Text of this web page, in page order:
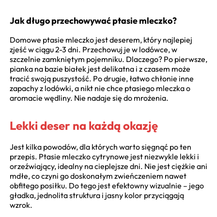
Jak długo przechowywać ptasie mleczko?
Domowe ptasie mleczko jest deserem, który najlepiej
zjeść w ciągu 2-3 dni. Przechowuj je w lodówce, w
szczelnie zamkniętym pojemniku. Dlaczego? Po pierwsze,
pianka na bazie białek jest delikatna i z czasem może
tracić swoją puszystość. Po drugie, łatwo chłonie inne
zapachy z lodówki, a nikt nie chce ptasiego mleczka o
aromacie wędliny. Nie nadaje się do mrożenia.
Lekki deser na każdą okazję
Jest kilka powodów, dla których warto sięgnąć po ten
przepis. Ptasie mleczko cytrynowe jest niezwykle lekki i
orzeźwiający, idealny na cieplejsze dni. Nie jest ciężkie ani
mdłe, co czyni go doskonałym zwieńczeniem nawet
obfitego posiłku. Do tego jest efektowny wizualnie – jego
gładka, jednolita struktura i jasny kolor przyciągają
wzrok.